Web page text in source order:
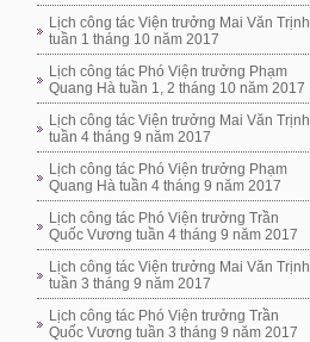
Lịch công tác Viện trưởng Mai Văn Trịnh
tuần 1 tháng 10 năm 2017
Lịch công tác Phó Viện trưởng Phạm
Quang Hà tuần 1, 2 tháng 10 năm 2017
Lịch công tác Viện trưởng Mai Văn Trịnh
tuần 4 tháng 9 năm 2017
Lịch công tác Phó Viện trưởng Phạm
Quang Hà tuần 4 tháng 9 năm 2017
Lịch công tác Phó Viện trưởng Trần
Quốc Vương tuần 4 tháng 9 năm 2017
Lịch công tác Viện trưởng Mai Văn Trịnh
tuần 3 tháng 9 năm 2017
Lịch công tác Phó Viện trưởng Trần
Quốc Vương tuần 3 tháng 9 năm 2017